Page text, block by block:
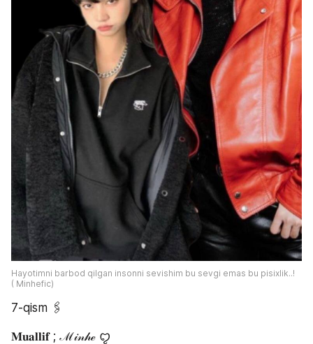
Hayotimni barbod qilgan insonni sevishim bu sevgi emas bu pisixlik..!
( Minhefic)
7-qism 🖇
𝐌𝐮𝐚𝐥𝐥𝐢𝐟 ; ℳ𝒾𝓃𝒽ℯ ꨄ